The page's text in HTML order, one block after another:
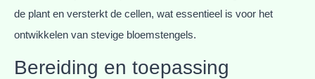
de plant en versterkt de cellen, wat essentieel is voor het
ontwikkelen van stevige bloemstengels.
Bereiding en toepassing